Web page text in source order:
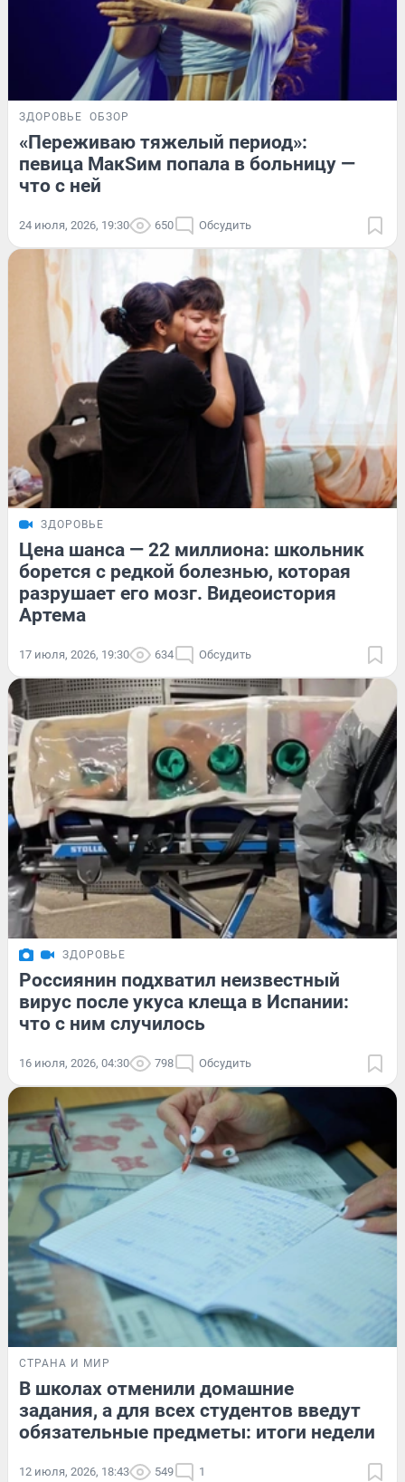
ЗДОРОВЬЕ ОБЗОР
«Переживаю тяжелый период»:
певица МакSим попала в больницу —
что с ней
24 июля, 2026, 19:30 650 Обсудить
ЗДОРОВЬЕ
Цена шанса — 22 миллиона: школьник
борется с редкой болезнью, которая
разрушает его мозг. Видеоистория
Артема
17 июля, 2026, 19:30 634 Обсудить
ЗДОРОВЬЕ
Россиянин подхватил неизвестный
вирус после укуса клеща в Испании:
что с ним случилось
16 июля, 2026, 04:30 798 Обсудить
СТРАНА И МИР
В школах отменили домашние
задания, а для всех студентов введут
обязательные предметы: итоги недели
12 июля, 2026, 18:43 549 1